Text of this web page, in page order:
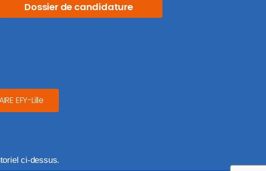
Dossier de candidature
EFY-Lille
ci-dessus.